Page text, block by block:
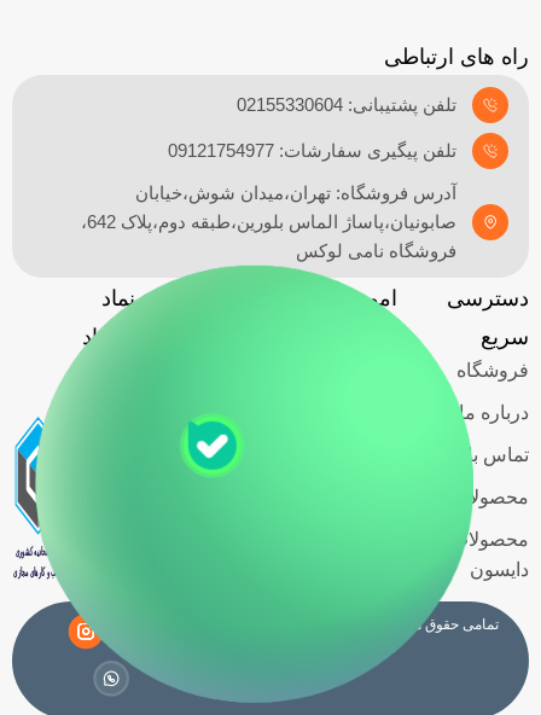
راه های ارتباطی
تلفن پشتیبانی: 02155330604
تلفن پیگیری سفارشات: 09121754977
آدرس فروشگاه: تهران،میدان شوش،خیابان
صابونیان،پاساژ الماس بلورین،طبقه دوم،پلاک 642،
فروشگاه نامی لوکس
دسترسی
سریع
فروشگاه
درباره ما
تماس با ما
محصولات اسمگ
محصولات
دایسون
امور مشتریان
نماد
اعتماد
تمامی حقوق مادی و معنوی این سایت متعلق به فروشگاه
نامی لوکس